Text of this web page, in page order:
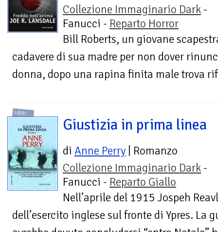
Collezione Immaginario Dark -
Fanucci - Reparto Horror
Bill Roberts, un giovane
cadavere di sua madre per non dover
donna, dopo una rapina finita male trova
LIBRI
Giustizia in prima linea
di Anne Perry | Romanzo
Collezione Immaginario Dark -
Fanucci - Reparto Giallo
Nell’aprile del 1915 Jospeh
dell’esercito inglese sul fronte di Ypres. La